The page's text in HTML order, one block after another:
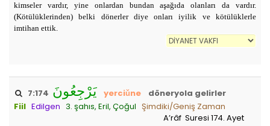
kimseler vardır, yine onlardan bundan aşağıda olanları da vardır.
(Kötülüklerinden) belki dönerler diye onları iyilik ve kötülüklerle
imtihan ettik.
7:174 يَرْجِعُونَ yerciǔne
döneryola gelirler
Fiil Edilgen 3. şahıs, Eril, Çoğul Şimdiki/Geniş Zaman
A’râf Suresi 174. Ayet